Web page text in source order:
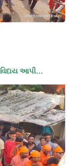
આપી…